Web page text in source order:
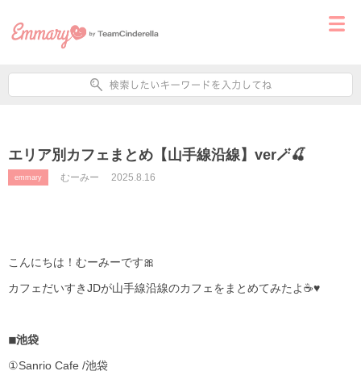
エリア別カフェまとめ【山手線沿線】ver🪄🍒
emmary むーみー 2025.8.16
こんにちは！むーみーです🎀
カフェだいすきJDが山手線沿線のカフェをまとめてみたよ☕️♥
◾︎池袋
①Sanrio Cafe /池袋